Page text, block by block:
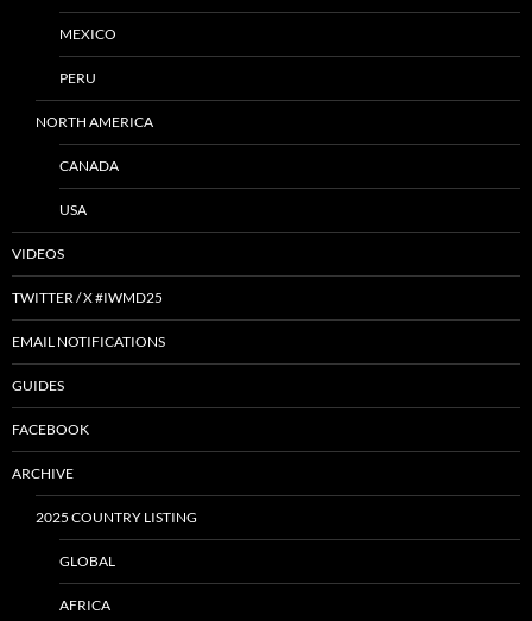
MEXICO
PERU
NORTH AMERICA
CANADA
USA
VIDEOS
TWITTER / X #IWMD25
EMAIL NOTIFICATIONS
GUIDES
FACEBOOK
ARCHIVE
2025 COUNTRY LISTING
GLOBAL
AFRICA